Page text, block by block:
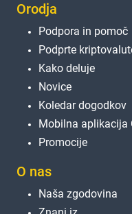
Orodja
Podpora in pomoč
Podprte
Kako deluje
Novice
Koledar dogodkov
Mobilna aplikacija
Promocije
O nas
Naša zgodovina